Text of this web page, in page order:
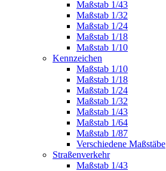
Maßstab 1/43
Maßstab 1/32
Maßstab 1/24
Maßstab 1/18
Maßstab 1/10
Kennzeichen
Maßstab 1/10
Maßstab 1/18
Maßstab 1/24
Maßstab 1/32
Maßstab 1/43
Maßstab 1/64
Maßstab 1/87
Verschiedene Maßstäbe
Straßenverkehr
Maßstab 1/43